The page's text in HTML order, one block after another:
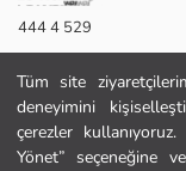
Tüm site
deneyimini
çerezler
Yönet” seçeneğine
Satıcı:
Marka:
Cinsiyet:
Kalıp:
Kumaş:
Kalınlık:
444 4 529
İletişim Formu
444 4 529